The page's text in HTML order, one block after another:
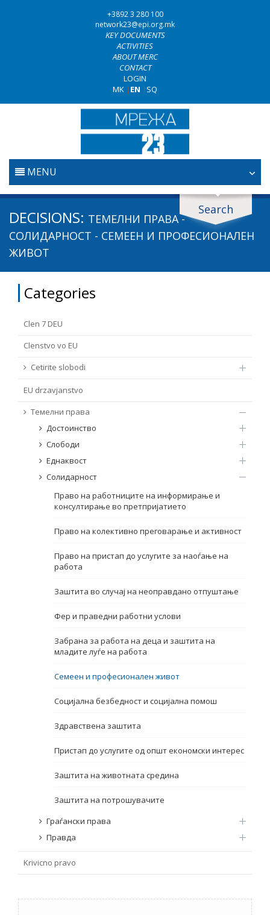
+3892 3 280 100
network23@epi.org.mk
KEY DOCUMENTS
ACTIVITIES
ABOUT MERC
CONTACT
LOGIN
MK | EN | SQ
MENU
HOME
ANTI-CORRUPTION POLICY
FUNDAMENTAL RIGHTS
ACCESSION NEGOTIATIONS
Search
Search documents
Search
Source
Tag
From Chapter 23
Name, description or keyword
DECISIONS: ТЕМЕЛНИ ПРАВА -
СОЛИДАРНОСТ - СЕМЕЕН И ПРОФЕСИОНАЛЕН
ЖИВОТ
Categories
Clen 7 DEU
Clenstvo vo EU
Cetirite slobodi
EU drzavјanstvo
Темелни права
Достоинство
Слободи
Еднаквост
Солидарност
Право на работниците на информирање и
консултирање во претпријатието
Право на колективно преговарање и активност
Право на пристап до услугите за наоѓање на
работа
Заштита во случај на неоправдано отпуштање
Фер и праведни работни услови
Забрана за работа на деца и заштита на
младите луѓе на работа
Семеен и професионален живот
Социјална безбедност и социјална помош
Здравствена заштита
Пристап до услугите од општ економски интерес
Заштита на животната средина
Заштита на потрошувачите
Граѓански права
Правда
Krivicno pravo